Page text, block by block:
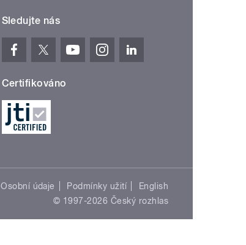
Sledujte nás
Certifikováno
Osobní údaje Podmínky užití
English
© 1997-2026 Český rozhlas